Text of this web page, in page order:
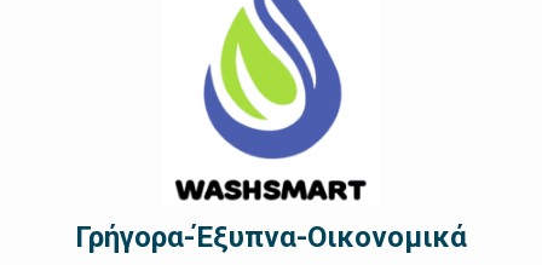
Γρήγορα-Έξυπνα-Οικονομικά